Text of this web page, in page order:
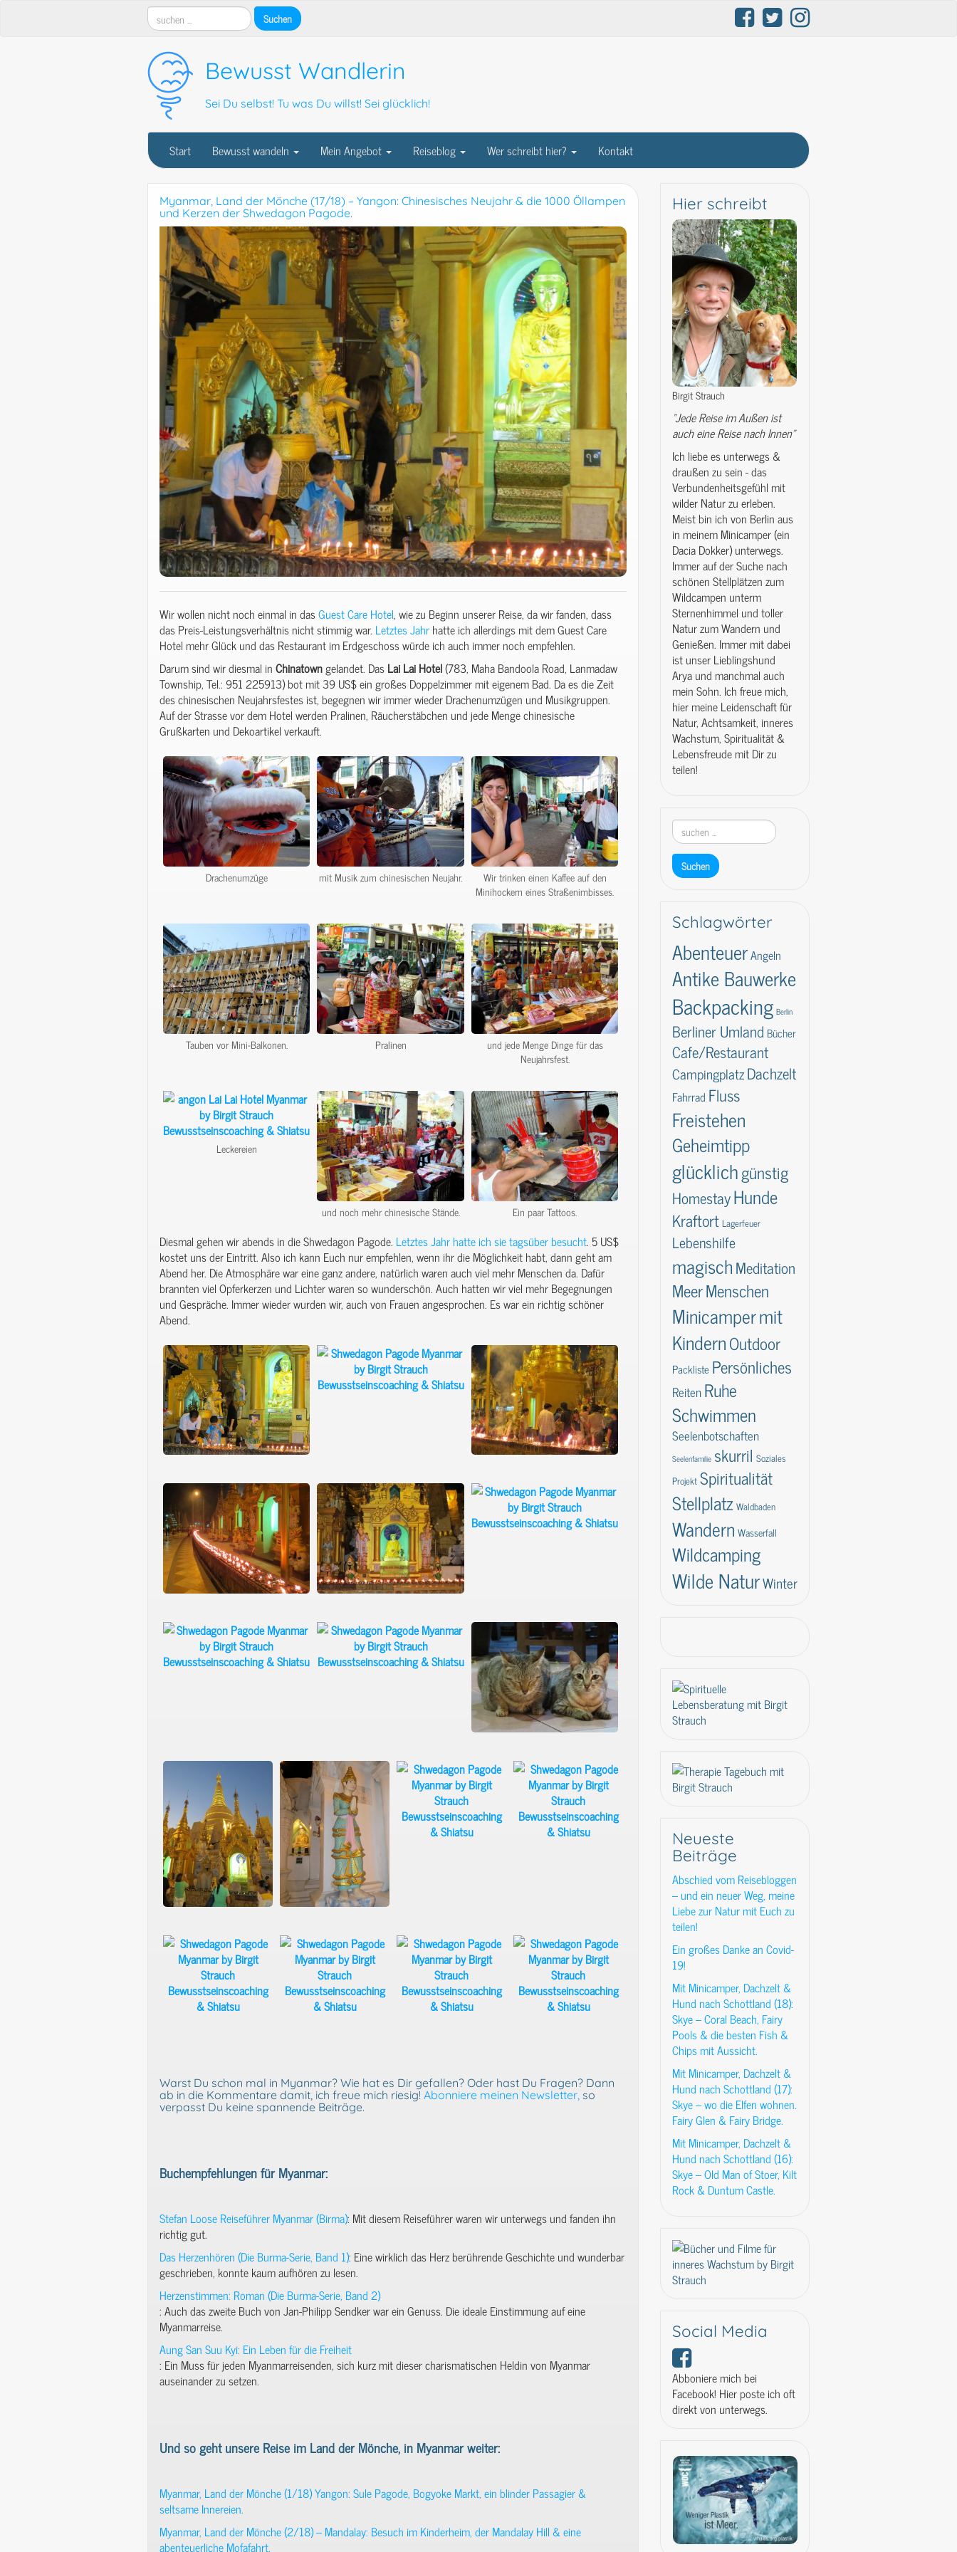
Bewusst Wandlerin
Sei Du selbst! Tu was Du willst! Sei glücklich!
Start Bewusst wandeln Mein Angebot Reiseblog Wer schreibt hier? Kontakt
Myanmar, Land der Mönche (17/18) – Yangon: Chinesisches Neujahr & die 1000 Öllampen
und Kerzen der Shwedagon Pagode.
Wir wollen nicht noch einmal in dasGuest Care Hotel, wie zu Beginn unserer Reise, da wir fanden, dass
das Preis-Leistungsverhältnis nicht stimmig war. Letztes Jahrhatte ich allerdings mit dem Guest Care
Hotel mehr Glück und das Restaurant im Erdgeschoss würde ich auch immer noch empfehlen.
Darum sind wir diesmal inChinatowngelandet. DasLaiLaiHotel(783, Maha Bandoola Road, Lanmadaw
Township, Tel.: 951 225913) bot mit 39 US$ ein großes Doppelzimmer mit eigenem Bad. Da es die Zeit
des chinesischen Neujahrsfestes ist, begegnen wir immer wieder Drachenumzügen und Musikgruppen.
Auf der Strasse vor dem Hotel werden Pralinen, Räucherstäbchen und jede Menge chinesische
Grußkarten und Dekoartikel verkauft.
Drachenumzüge mit Musik zum chinesischen Neujahr.
Wir trinken einen Kaffee auf den
Minihockern eines Straßenimbisses.
Tauben vor Mini-Balkonen. Pralinen
und jede Menge Dinge für das
Neujahrsfest.
Leckereien
und noch mehr chinesische Stände. Ein paar Tattoos.
Diesmal gehen wir abends in die Shwedagon Pagode. Letztes Jahr hatte ich sie tagsüber besucht. 5 US$
kostet uns der Eintritt. Also ich kann Euch nur empfehlen, wenn ihr die Möglichkeit habt, dann geht am
Abend her. Die Atmosphäre war eine ganz andere, natürlich waren auch viel mehr Menschen da. Dafür
brannten viel Opferkerzen und Lichter waren so wunderschön. Auch hatten wir viel mehr Begegnungen
und Gespräche. Immer wieder wurden wir, auch von Frauen angesprochen. Es war ein richtig schöner
Abend.
Warst Du schon mal in Myanmar? Wie hat es Dir gefallen? Oder hast Du Fragen? Dann
ab in die Kommentare damit, ich freue mich riesig! Abonniere meinen Newsletter, so
verpasst Du keine spannende Beiträge.
Buchempfehlungen für Myanmar:
Stefan Loose Reiseführer Myanmar (Birma): Mit diesem Reiseführer waren wir unterwegs und fanden ihn
richtig gut.
Das Herzenhören (Die Burma-Serie, Band 1): Eine wirklich das Herz berührende Geschichte und wunderbar
geschrieben, konnte kaum aufhören zu lesen.
Herzenstimmen: Roman (Die Burma-Serie, Band 2)
: Auch das zweite Buch von Jan-Philipp Sendker war ein Genuss. Die ideale Einstimmung auf eine
Myanmarreise.
Aung San Suu Kyi: Ein Leben für die Freiheit
: Ein Muss für jeden Myanmarreisenden, sich kurz mit dieser charismatischen Heldin von Myanmar
auseinander zu setzen.
Und so geht unsere Reise im Land der Mönche, in Myanmar weiter:
Myanmar, Land der Mönche (1/18) Yangon: Sule Pagode, Bogyoke Markt, ein blinder Passagier &
seltsame Innereien.
Myanmar, Land der Mönche (2/18) – Mandalay: Besuch im Kinderheim, der Mandalay Hill & eine
abenteuerliche Mofafahrt.
Hier schreibt
Birgit Strauch
"Jede Reise im Außen ist
auch eine Reise nach Innen"
Ich liebe es unterwegs &
draußen zu sein - das
Verbundenheitsgefühl mit
wilder Natur zu erleben.
Meist bin ich von Berlin aus
in meinem Minicamper (ein
Dacia Dokker) unterwegs.
Immer auf der Suche nach
schönen Stellplätzen zum
Wildcampen unterm
Sternenhimmel und toller
Natur zum Wandern und
Genießen. Immer mit dabei
ist unser Lieblingshund
Arya und manchmal auch
mein Sohn. Ich freue mich,
hier meine Leidenschaft für
Natur, Achtsamkeit, inneres
Wachstum, Spiritualität &
Lebensfreude mit Dir zu
teilen!
Schlagwörter
AbenteuerAngeln
Antike Bauwerke
Backpacking Berlin
Berliner Umland Bücher
Cafe/Restaurant
CampingplatzDachzelt
Fahrrad Fluss
Freistehen
Geheimtipp
glücklichgünstig
HomestayHunde
KraftortLagerfeuer
Lebenshilfe
magischMeditation
MeerMenschen
Minicampermit
KindernOutdoor
Packliste Persönliches
ReitenRuhe
Schwimmen
Seelenbotschaften
Seelenfamilie skurril Soziales
ProjektSpiritualität
StellplatzWaldbaden
Wandern Wasserfall
Wildcamping
Wilde NaturWinter
Neueste
Beiträge
Abschied vom Reisebloggen
– und ein neuer Weg, meine
Liebe zur Natur mit Euch zu
teilen!
Ein großes Danke an Covid-
19!
Mit Minicamper, Dachzelt &
Hund nach Schottland (18):
Skye – Coral Beach, Fairy
Pools & die besten Fish &
Chips mit Aussicht.
Mit Minicamper, Dachzelt &
Hund nach Schottland (17):
Skye – wo die Elfen wohnen.
Fairy Glen & Fairy Bridge.
Mit Minicamper, Dachzelt &
Hund nach Schottland (16):
Skye – Old Man of Stoer, Kilt
Rock & Duntum Castle.
Social Media
Abboniere mich bei
Facebook! Hier poste ich oft
direkt von unterwegs.